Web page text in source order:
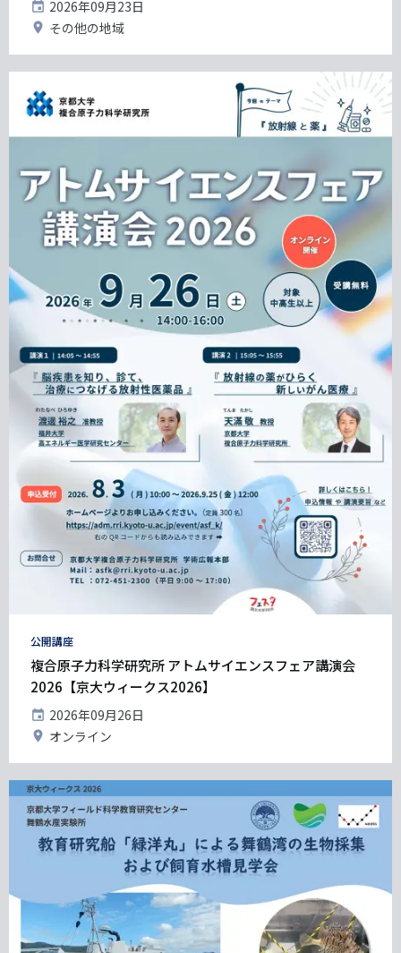
開
催
日
2026年09月23日
開
地
その他の地域
タ
グ
公開講座
複合原子力科学研究所 アトムサイエンスフェア講演会
2026【京大ウィークス2026】
開
催
日
2026年09月26日
開
地
オンライン